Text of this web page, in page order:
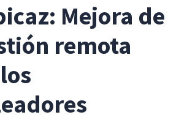
Mejora de
remota